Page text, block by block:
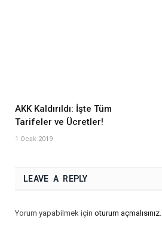
AKK Kaldırıldı: İşte Tüm
Tarifeler ve Ücretler!
1 Ocak 2019
LEAVE A REPLY
Yorum yapabilmek için oturum açmalısınız